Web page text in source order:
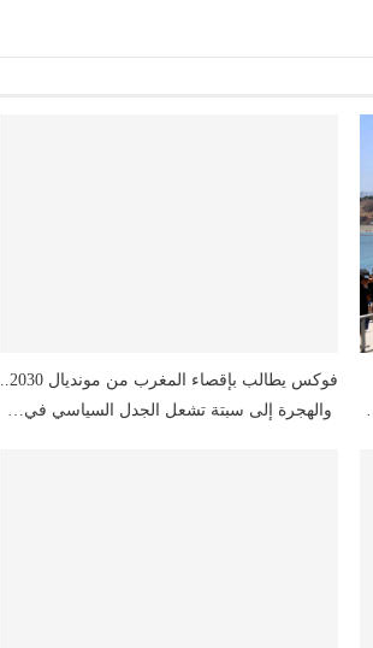
والهجرة إلى سبتة تشعل الجدل السياسي في…